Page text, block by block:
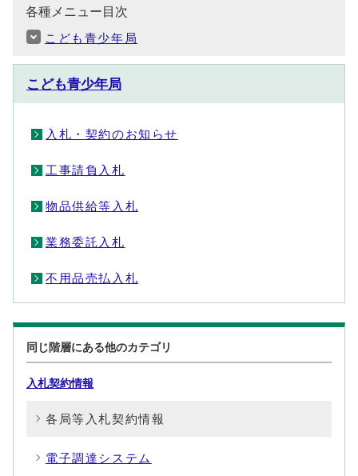
各種メニュー目次
こども青少年局
こども青少年局
入札・契約のお知らせ
工事請負入札
物品供給等入札
業務委託入札
不用品売払入札
同じ階層にある他のカテゴリ
入札契約情報
各局等入札契約情報
電子調達システム